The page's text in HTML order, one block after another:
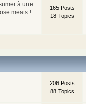
à une
meats !
165 Posts
18 Topics
206 Posts
88 Topics